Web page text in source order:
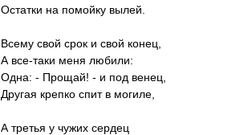
Остатки на помойку вылей.
Всему свой срок и свой конец,
А все-таки меня любили:
Одна: - Прощай! - и под венец,
Другая крепко спит в могиле,
А третья у чужих сердец